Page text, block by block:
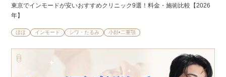
東京でインモードが安いおすすめクリニック9選！料金・施術比較【2026
年】
ほほ インモード シワ・たるみ 小顔•二重顎